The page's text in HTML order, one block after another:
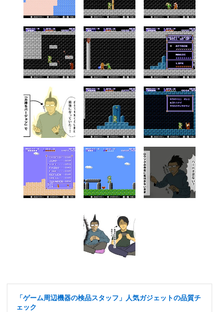
「ゲーム周辺機器の検品スタッフ」人気ガジェットの品質チ
ェック